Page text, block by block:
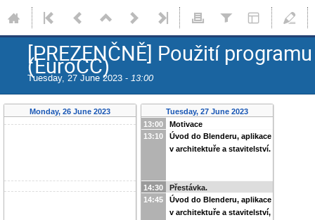
[PREZENČNĚ] Použití
(EuroCC)
Tuesday, 27 June 2023 - 13:00
Monday, 26 June 2023
Tuesday, 27 June 2023
13:00
Motivace
13:10
Úvod do Blenderu, aplikace
v architektuře a stavitelství.
14:30
Přestávka.
14:45
Úvod do Blenderu, aplikace
v architektuře a stavitelství,